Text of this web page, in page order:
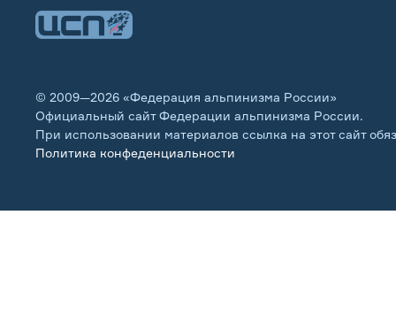
© 2009—2026 «Федерация альпинизма России»
Официальный сайт Федерации альпинизма России.
При использовании материалов ссылка на этот сайт
Политика конфеденциальности